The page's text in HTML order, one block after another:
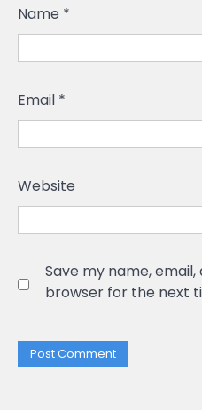
Name *
Email *
Website
Save my name,
browser for the next